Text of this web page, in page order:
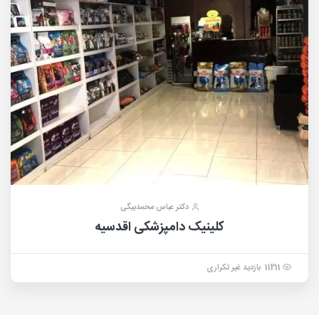
دکتر عباس محمدبیگی
کلینیک دامپزشکی اقدسیه
11211 بازدید غیر تکراری